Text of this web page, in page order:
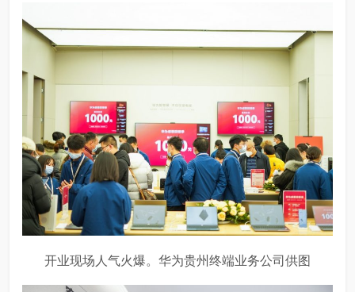
开业现场人气火爆。华为贵州终端业务公司供图